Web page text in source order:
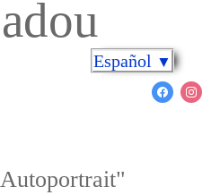
Español ▼